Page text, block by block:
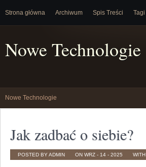
Strona główna Archiwum Spis Treści Tagi
Nowe Technologie
Nowe Technologie
Jak zadbać o siebie?
POSTED BY ADMIN ON WRZ - 14 - 2025 WITH